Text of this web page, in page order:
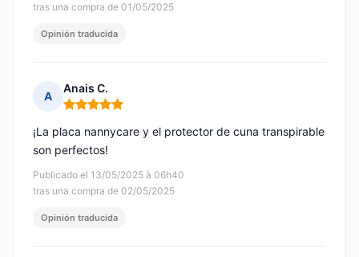
tras una compra de 01/05/2025
Opinión traducida
A
Anais C.
Nota: 5 de 5
Publicado el 13/05/2025 à 06h40
tras una compra de 02/05/2025
¡La placa nannycare y el protector de cuna transpirable
son perfectos!
Opinión traducida